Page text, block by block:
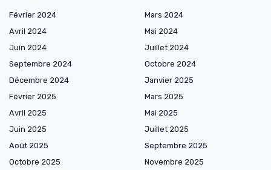
Février 2024
Mars 2024
Avril 2024
Mai 2024
Juin 2024
Juillet 2024
Septembre 2024
Octobre 2024
Décembre 2024
Janvier 2025
Février 2025
Mars 2025
Avril 2025
Mai 2025
Juin 2025
Juillet 2025
Août 2025
Septembre 2025
Octobre 2025
Novembre 2025